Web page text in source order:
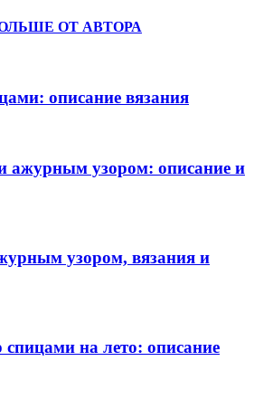
ОТ АВТОРА
описание вязания
ажурным узором: описание и
узором, вязания и
на лето: описание